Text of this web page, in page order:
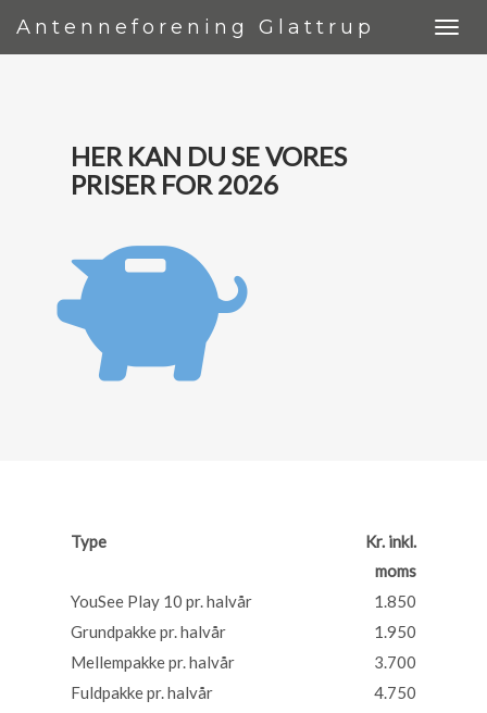
Antenneforening Glattrup
HER KAN DU SE VORES
PRISER FOR 2026
Type
Kr. inkl.
moms
YouSee Play 10 pr. halvår
1.850
Grundpakke pr. halvår
1.950
Mellempakke pr. halvår
3.700
Fuldpakke pr. halvår
4.750